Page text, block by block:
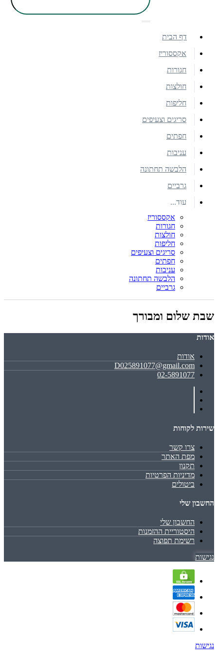
דף הבית
אקססוריז
חגורות
חולצות
חליפות
סריגים וצעיפים
חפתים
עניבות
הלבשה תחתונה
גרביים
עוד...
אקססוריז
חגורות
חולצות
חליפות
סריגים וצעיפים
חפתים
עניבות
הלבשה תחתונה
גרביים
שבת שלום ומבורך
אודות
אודות
D025891077@gmail.com
02-5891077
שירות לקוחות
צרו קשר
מפת האתר
תקנון
מדיניות הפרטיות
ביטולים
החשבון שלי
החשבון שלי
היסטוריית ההזמנות
רשימת תפוצה
נגישות
נגישות